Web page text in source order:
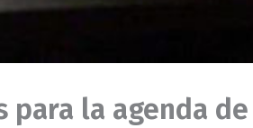
para la agenda